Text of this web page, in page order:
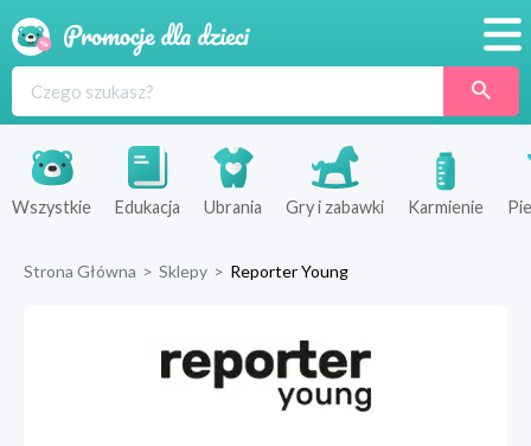
Produkty
Sklepy
Wszystkie Edukacja Ubrania Gry i zabawki Karmienie
Strona Główna > Sklepy > Reporter Young